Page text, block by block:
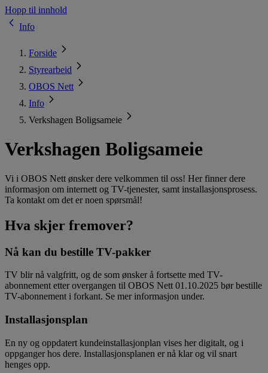
Hopp til innhold
Info
Forside
Styrearbeid
OBOS Nett
Info
Verkshagen Boligsameie
Verkshagen Boligsameie
Vi i OBOS Nett ønsker dere velkommen til oss! Her finner dere
informasjon om internett og TV-tjenester, samt installasjonsprosess.
Ta kontakt om det er noen spørsmål!
Hva skjer fremover?
Nå kan du bestille TV-pakker
TV blir nå valgfritt, og de som ønsker å fortsette med TV-
abonnement etter overgangen til OBOS Nett 01.10.2025 bør bestille
TV-abonnement i forkant. Se mer informasjon under.
Installasjonsplan
En ny og oppdatert kundeinstallasjonplan vises her digitalt, og i
oppganger hos dere. Installasjonsplanen er nå klar og vil snart
henges opp.